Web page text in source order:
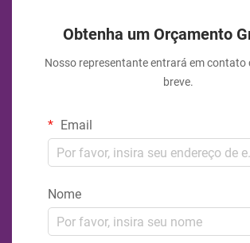
Obtenha um Orçamento
Nosso representante entrará em contato
breve.
Email
Nome